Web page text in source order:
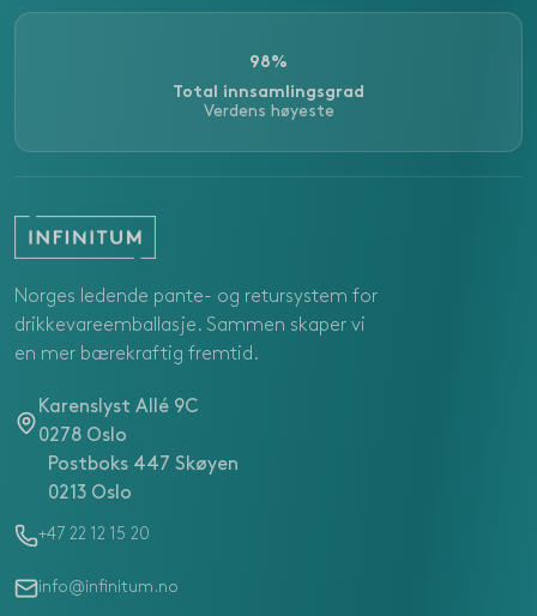
98%
Total innsamlingsgrad
Verdens høyeste
Norges ledende pante- og retursystem for
drikkevareemballasje. Sammen skaper vi
en mer bærekraftig fremtid.
Karenslyst Allé 9C
0278 Oslo
Postboks 447 Skøyen
0213 Oslo
+47 22 12 15 20
info@infinitum.no